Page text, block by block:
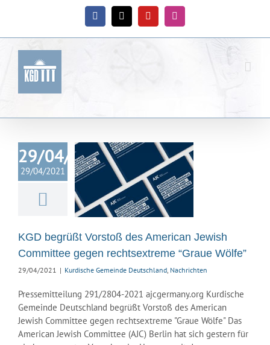
Facebook
X YouTubeInstagram
29/04/2021
29/04/2021
begrüßt
des
Jewish
gegen
Gemeinde
Nachrichten
KGD begrüßt Vorstoß des American Jewish
Committee gegen rechtsextreme “Graue Wölfe”
29/04/2021 | Kurdische Gemeinde Deutschland, Nachrichten
Pressemitteilung 291/2804-2021 ajcgermany.org Kurdische
Gemeinde Deutschland begrüßt Vorstoß des American
Jewish Committee gegen rechtsextreme "Graue Wölfe" Das
American Jewish Committee (AJC) Berlin hat sich gestern für